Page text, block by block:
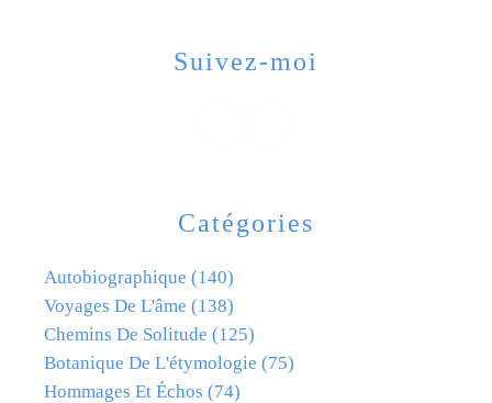
Catégories
Autobiographique (140)
Voyages De L'âme (138)
Chemins De Solitude (125)
Botanique De L'étymologie (75)
Hommages Et Échos (74)
Suivez-moi